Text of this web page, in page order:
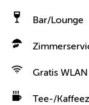
Bar/Lounge
Gratis WLAN
Tee-/